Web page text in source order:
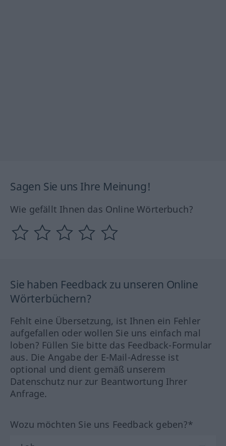
Sagen Sie uns Ihre Meinung!
Wie gefällt Ihnen das Online Wörterbuch?
Sie haben Feedback zu unseren Online
Wörterbüchern?
Fehlt eine Übersetzung, ist Ihnen ein Fehler
aufgefallen oder wollen Sie uns einfach mal
loben? Füllen Sie bitte das Feedback-Formular
aus. Die Angabe der E-Mail-Adresse ist
optional und dient gemäß unserem
Datenschutz nur zur Beantwortung Ihrer
Anfrage.
Wozu möchten Sie uns Feedback geben?*